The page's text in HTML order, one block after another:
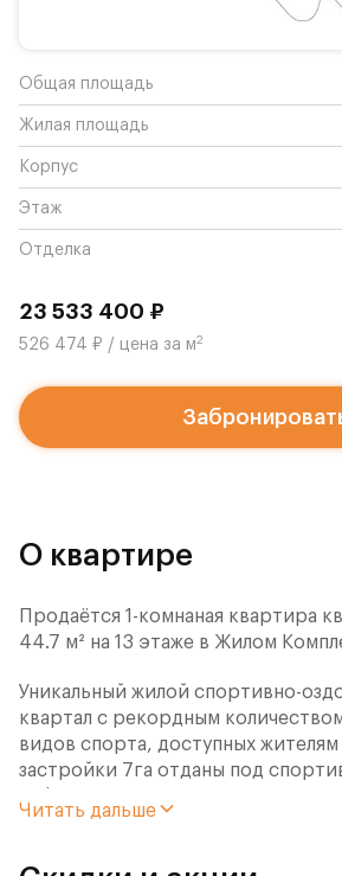
Общая площадь
Жилая площадь
Корпус
Этаж
Отделка
23 533 400 ₽
526 474 ₽ / цена за м2
О квартире
Продаётся 1-комнаная квартира
44.7 м² на 13 этаже в Жилом
Уникальный жилой спортивно-
квартал с рекордным
видов спорта, доступных жителям
застройки 7га отданы под
спортивно-оздоровительного
Читать дальше